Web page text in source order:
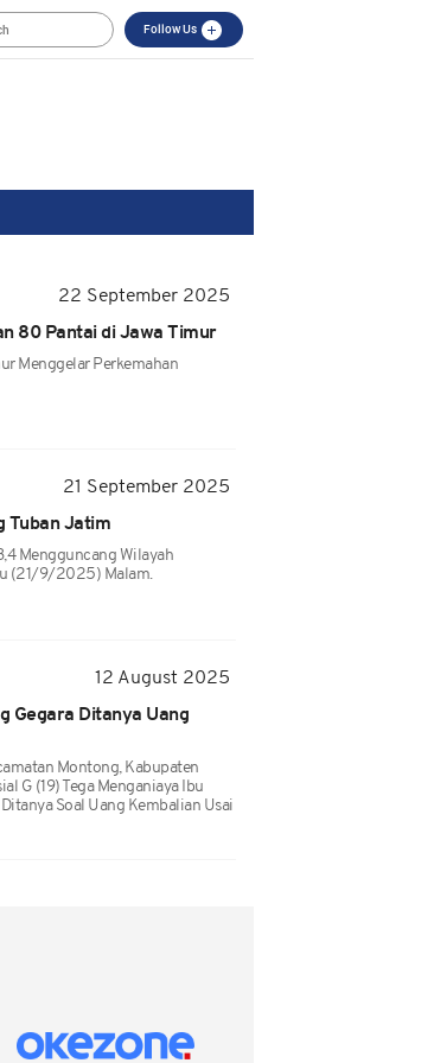
Follow Us
22 September 2025
80 Pantai di Jawa Timur
Menggelar Perkemahan
21 September 2025
Tuban Jatim
Mengguncang Wilayah
(21/9/2025) Malam.
12 August 2025
Gegara Ditanya Uang
Montong, Kabupaten
G (19) Tega Menganiaya Ibu
Soal Uang Kembalian Usai